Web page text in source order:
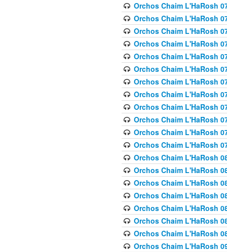
Orchos Chaim L'HaRosh
Orchos Chaim L'HaRosh
Orchos Chaim L'HaRosh
Orchos Chaim L'HaRosh
Orchos Chaim L'HaRosh
Orchos Chaim L'HaRosh
Orchos Chaim L'HaRosh
Orchos Chaim L'HaRosh
Orchos Chaim L'HaRosh
Orchos Chaim L'HaRosh
Orchos Chaim L'HaRosh
Orchos Chaim L'HaRosh
Orchos Chaim L'HaRosh
Orchos Chaim L'HaRosh
Orchos Chaim L'HaRosh
Orchos Chaim L'HaRosh
Orchos Chaim L'HaRosh
Orchos Chaim L'HaRosh
Orchos Chaim L'HaRosh
Orchos Chaim L'HaRosh